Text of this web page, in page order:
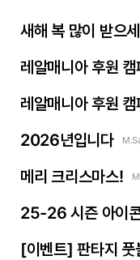
새해 복 많이 받으
레알매니아 후원
레알매니아 후원
2026년입니다
메리 크리스마스!
25-26 시즌 아이
[이벤트] 판타지 풋